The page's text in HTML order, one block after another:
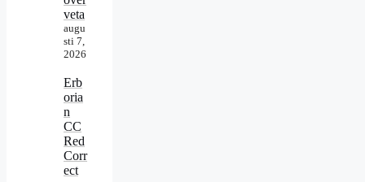
veta
augu
sti 7,
2026
Erb
oria
n
CC
Red
Corr
ect